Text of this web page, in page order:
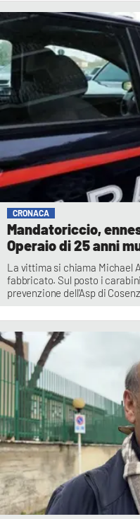
CRONACA
Mandatoriccio,
Operaio di 25 anni
La vittima si chiama Michael
fabbricato. Sul posto i
prevenzione dell'Asp di